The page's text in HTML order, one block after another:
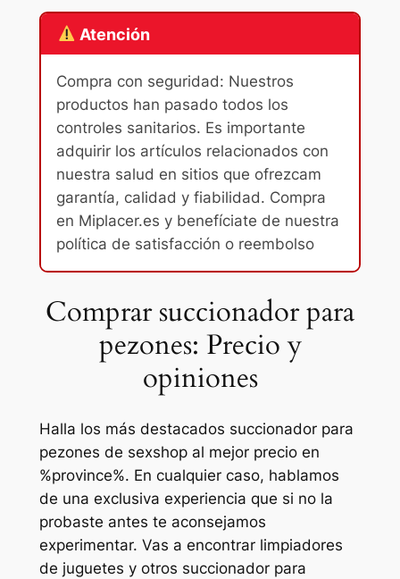
Atención
Compra con seguridad: Nuestros
productos han pasado todos los
controles sanitarios. Es importante
adquirir los artículos relacionados con
nuestra salud en sitios que ofrezcam
garantía, calidad y fiabilidad. Compra
en Miplacer.es y benefíciate de nuestra
política de satisfacción o reembolso
Comprar succionador para
pezones: Precio y
opiniones
Halla los más destacados succionador para
pezones de sexshop al mejor precio en
%province%. En cualquier caso, hablamos
de una exclusiva experiencia que si no la
probaste antes te aconsejamos
experimentar. Vas a encontrar limpiadores
de juguetes y otros succionador para